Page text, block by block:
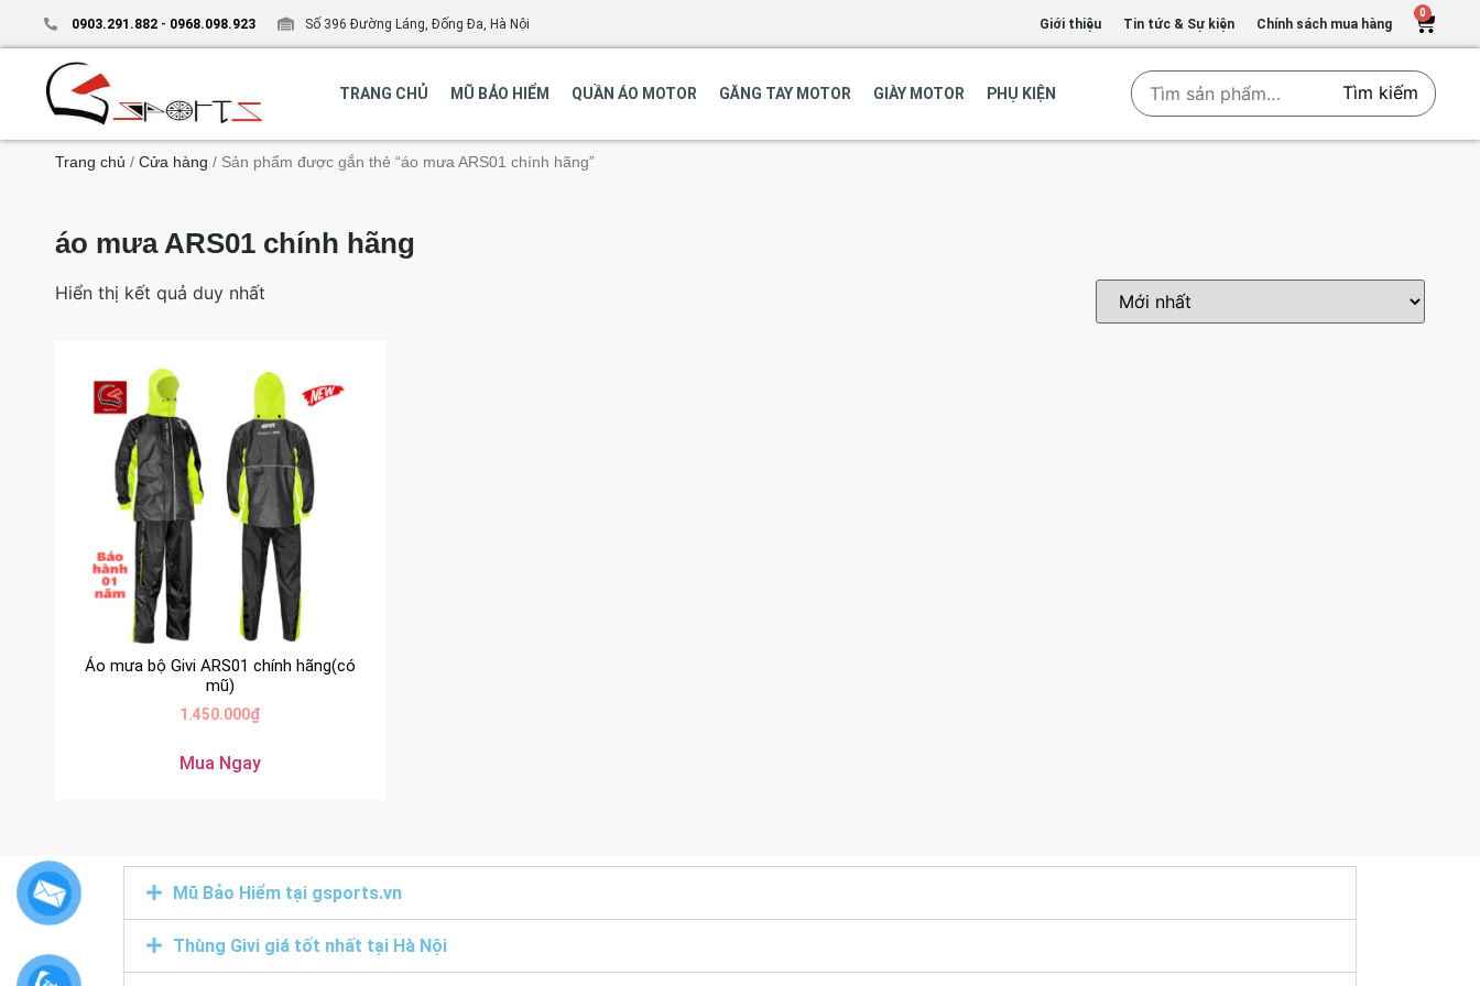
0903.291.882 - 0968.098.923 Số 396 Đường Láng, Đống Đa, Hà Nội Giới thiệu Tin tức & Sự kiện Chính sách mua hàng
0
TRANG CHỦ MŨ BẢO HIỂM QUẦN ÁO MOTOR GĂNG TAY MOTOR GIÀY MOTOR PHỤ KIỆN Tìm kiếm
Trang chủ / Cửa hàng / Sản phẩm được gắn thẻ “áo mưa ARS01 chính hãng”
áo mưa ARS01 chính hãng
Hiển thị kết quả duy nhất
Áo mưa bộ Givi ARS01 chính hãng(có
mũ)
1.450.000₫
Mua Ngay
Mũ Bảo Hiểm tại gsports.vn
Thùng Givi giá tốt nhất tại Hà Nội